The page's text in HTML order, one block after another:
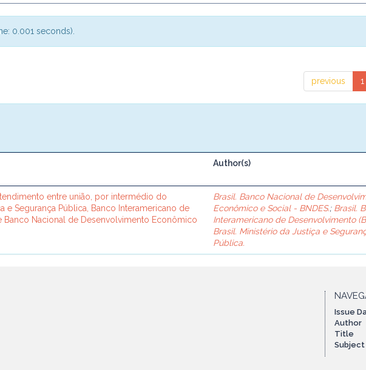
0.001 seconds).
previous 1
Author(s)
entre união, por intermédio do
e Segurança Pública, Banco Interamericano de
Banco Nacional de Desenvolvimento Econômico
Brasil. Banco Nacional de
Econômico e Social - BNDES.; Brasil.
Interamericano de Desenvolvimento
Brasil. Ministério da Justiça e
Pública.
Issue
Author
Title
Subject